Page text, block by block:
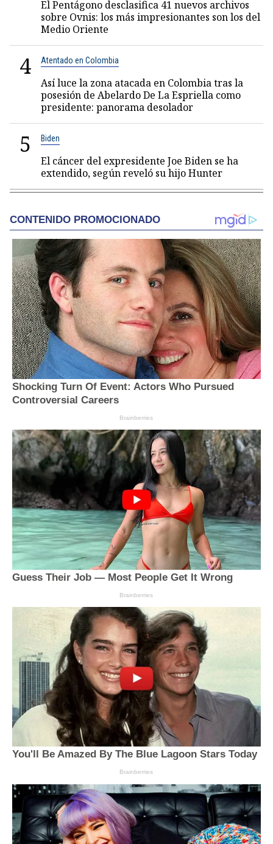
El Pentágono desclasifica 41 nuevos archivos
sobre Ovnis: los más impresionantes son los del
Medio Oriente
4 Atentado en Colombia
Así luce la zona atacada en Colombia tras la
posesión de Abelardo De La Espriella como
presidente: panorama desolador
5 Biden
El cáncer del expresidente Joe Biden se ha
extendido, según reveló su hijo Hunter